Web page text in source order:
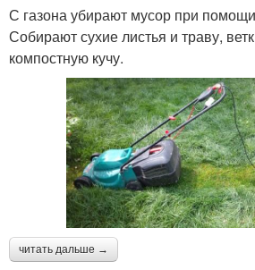
Уход за газонной
травой
Уход за газонами
С газона убирают мусор при
Собирают сухие листья и траву,
компостную кучу.
читать дальше →